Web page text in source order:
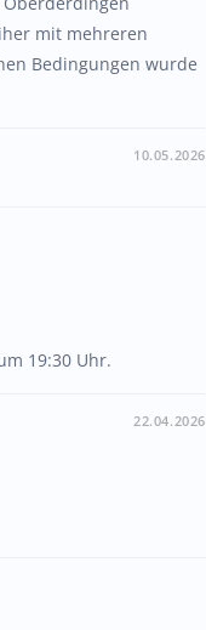
mit mehreren
Bedingungen wurde
10.05.2026
19:30 Uhr.
22.04.2026